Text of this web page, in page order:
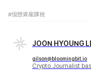
#仮想資産課税
JOON HYOUNG
gilson@bloomingbit.io
Crypto Journalist